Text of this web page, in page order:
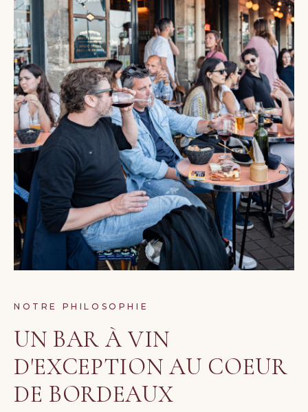
NOTRE PHILOSOPHIE
UN BAR À VIN
D'EXCEPTION AU COEUR
DE BORDEAUX